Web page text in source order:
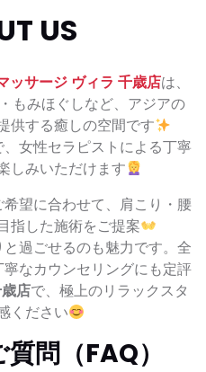
US
ッサージ ヴィラ 千歳店は、
もみほぐしなど、アジアの
供する癒しの空間です
女性セラピストによる丁寧
しみいただけます
望に合わせて、肩こり・腰
指した施術をご提案
過ごせるのも魅力です。全
なカウンセリングにも定評
店で、極上のリラックスタ
ください
問（FAQ）